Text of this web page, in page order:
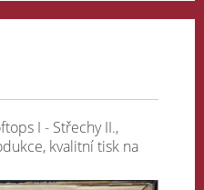
I - Střechy II.,
kvalitní tisk na